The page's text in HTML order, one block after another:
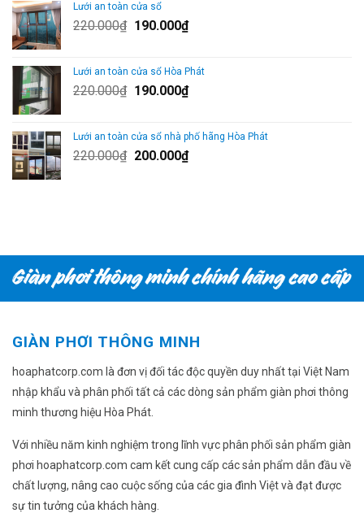
950.000₫.
685.000₫.
Lưới an toàn cửa sổ
220.000₫ Giá
220.000₫.
190.000₫Giá
là:
190.000₫.
Lưới an toàn cửa sổ Hòa Phát
220.000₫ Giá
220.000₫.
190.000₫Giá
là:
190.000₫.
Lưới an toàn cửa sổ nhà phố hãng Hòa Phát
220.000₫ Giá
200.000₫Giá
GIÀN PHƠI THÔNG MINH
hoaphatcorp.com là đơn vị đối tác độc quyền duy nhất tại Việt Nam
nhập khẩu và phân phối tất cả các dòng sản phẩm giàn phơi thông
minh thương hiệu Hòa Phát.
Với nhiều năm kinh nghiệm trong lĩnh vực phân phối sản phẩm giàn
phơi hoaphatcorp.com cam kết cung cấp các sản phẩm dẫn đầu về
chất lượng, nâng cao cuộc sống của các gia đình Việt và đạt được
sự tin tưởng của khách hàng.